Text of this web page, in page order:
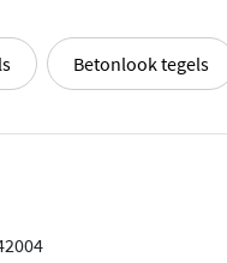
Betonlook tegels